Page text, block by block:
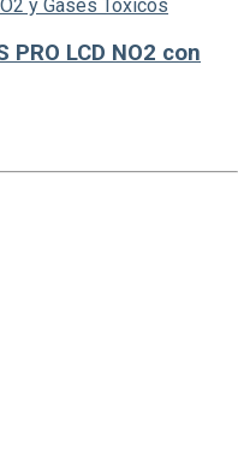
y Gases Tóxicos
PRO LCD NO2 con